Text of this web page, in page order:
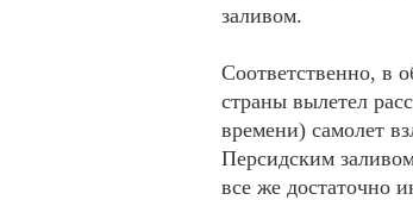
заливом.
Соответственно, в
страны вылетел
времени) самолет
Персидским
все же достаточно